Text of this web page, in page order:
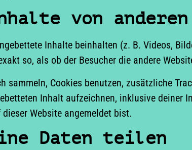
von anderen
Inhalte beinhalten (z. B. Videos,
so, als ob der Besucher die andere
sammeln, Cookies benutzen, zusätzliche
Inhalt aufzeichnen, inklusive deiner
Website angemeldet bist.
Daten teilen